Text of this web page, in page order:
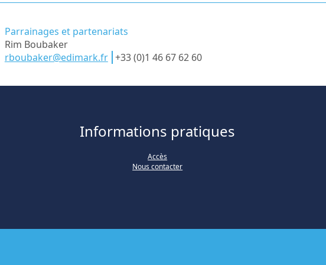
Parrainages et partenariats
Rim Boubaker
rboubaker@edimark.fr +33 (0)1 46 67 62 60
Informations pratiques
Accès
Nous contacter